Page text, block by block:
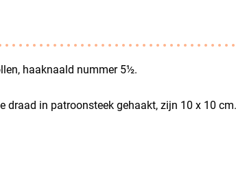
haaknaald nummer 5½.
draad in patroonsteek gehaakt, zijn 10 x 10